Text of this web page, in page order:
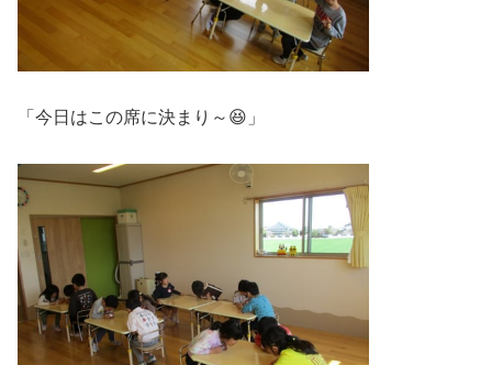
「今日はこの席に決まり～😆」